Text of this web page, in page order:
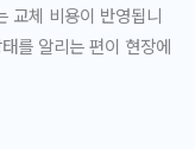
교체 비용이 반영됩니
를 알리는 편이 현장에